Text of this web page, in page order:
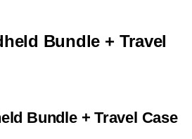
Bundle + Travel
Bundle + Travel Case